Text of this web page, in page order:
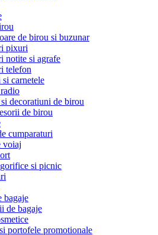
de birou si buzunar
pixuri
notite si agrafe
telefon
carnetele
decoratiuni de birou
de birou
cumparaturi
voiaj
si picnic
bagaje
de bagaje
portofele promotionale